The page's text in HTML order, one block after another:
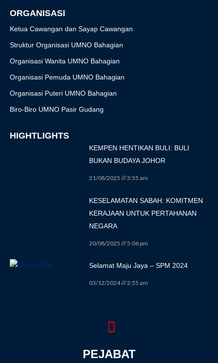
ORGANISASI
Ketua Cawangan dan Sayap Cawangan
Struktur Organisasi UMNO Bahagian
Organisasi Wanita UMNO Bahagian
Organisasi Pemuda UMNO Bahagian
Organisasi Puteri UMNO Bahagian
Biro-Biro UMNO Pasir Gudang
HIGHTLIGHTS
KEMPEN HENTIKAN BULI: BULI
BUKAN BUDAYA JOHOR
21/08/2025 3:55 am
KESELAMATAN SABAH: KOMITMEN
KERAJAAN UNTUK PERTAHANAN
NEGARA
20/08/2025 5:06 pm
Selamat Maju Jaya – SPM 2024
03/12/2024 2:55 am
PEJABAT